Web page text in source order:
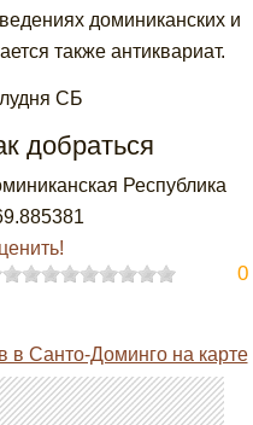
доминиканских и
также антиквариат.
СБ
добраться
Республика
0
в Санто-Доминго на карте